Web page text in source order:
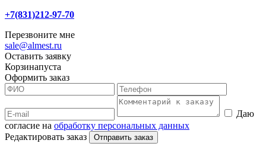
+7(831)212-97-70
Перезвоните мне
sale@almest.ru
Оставить заявку
Корзинапуста
Оформить заказ
Даю
согласие на обработку персональных данных
Редактировать заказ
Отправить заказ